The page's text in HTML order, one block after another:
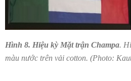
Hình 8. Hiệu kỳ Mặt trận Champa.
màu nước trên vải cotton. (Photo: